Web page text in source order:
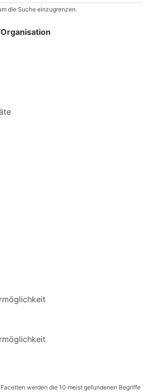
die Suche einzugrenzen.
werden die 10 meist gefundenen Begriffe